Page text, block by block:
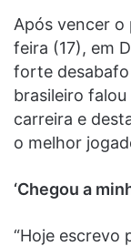
Após vencer
feira (17), em
forte desabafo
brasileiro
carreira e
o melhor
‘Chegou a
“Hoje escrevo